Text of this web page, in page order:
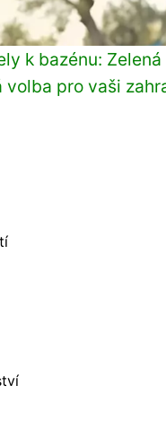
k bazénu: Zelená
volba pro vaši